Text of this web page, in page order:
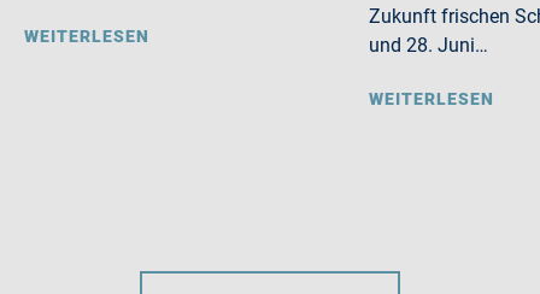
WEITERLESEN
Zukunft frischen
und 28. Juni…
WEITERLESEN